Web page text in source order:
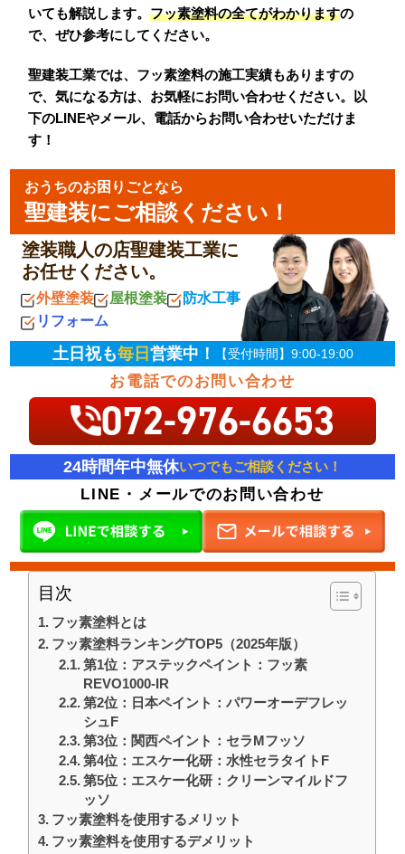
いても解説します。フッ素塗料の全てがわかりますの
で、ぜひ参考にしてください。
聖建装工業では、フッ素塗料の施工実績もありますの
で、気になる方は、お気軽にお問い合わせください。以
下のLINEやメール、電話からお問い合わせいただけま
す！
おうちのお困りごとなら
聖建装にご相談ください！
塗装職人の店聖建装工業に
お任せください。
外壁塗装 屋根塗装
防水工事
リフォーム
土日祝も毎日 営業中！ 【受付時間】9:00-19:00
お電話でのお問い合わせ
072-976-6653
24時間年中無休いつでもご相談ください！
LINE・メールでのお問い合わせ
目次
フッ素塗料とは
フッ素塗料ランキングTOP5（2025年版）
第1位：アステックペイント：フッ素
REVO1000-IR
第2位：日本ペイント：パワーオーデフレッ
シュF
第3位：関西ペイント：セラMフッソ
第4位：エスケー化研：水性セラタイトF
第5位：エスケー化研：クリーンマイルドフ
ッソ
フッ素塗料を使用するメリット
フッ素塗料を使用するデメリット